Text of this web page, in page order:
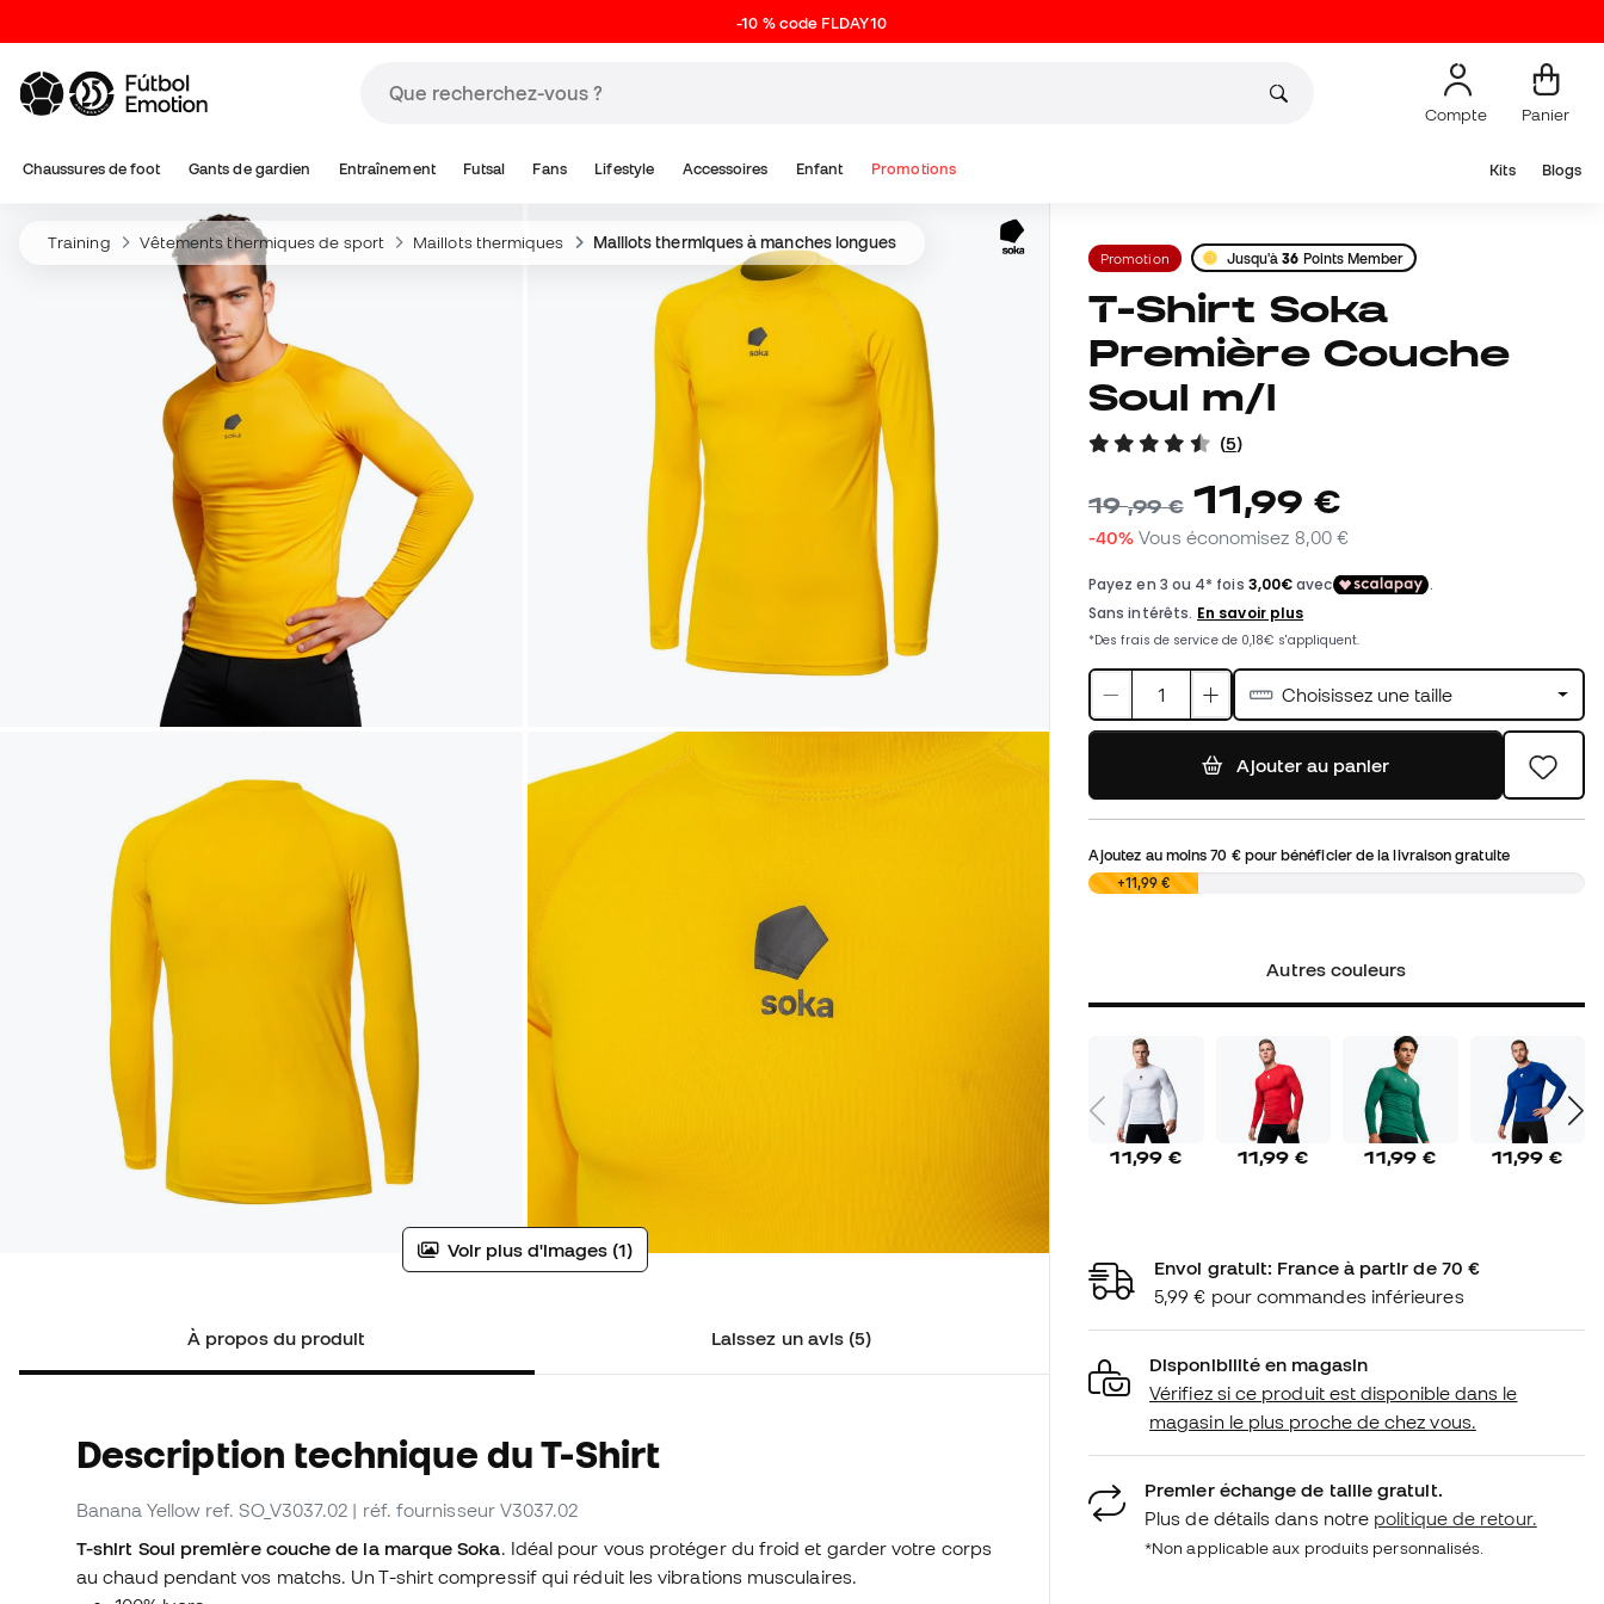
-10 % code FLDAY10
Compte Panier
Chaussures de foot Gants de gardien Entraînement Futsal Fans Lifestyle Accessoires Enfant Promotions Kits Blogs
Training Vêtements thermiques de sport Maillots thermiques Maillots thermiques à manches longues
Voir plus d'images (1)
À propos du produit Laissez un avis (5)
Description technique du T-Shirt
Banana Yellow ref. SO_V3037.02 | réf. fournisseur V3037.02
T-shirt Soul première couche de la marque Soka. Idéal pour vous protéger du froid et garder votre corps
au chaud pendant vos matchs. Un T-shirt compressif qui réduit les vibrations musculaires.
Promotion Jusqu'à36 Points Member
T-Shirt Soka
Première Couche
Soul m/l
(5)
19,99 € 11,99 €
-40% Vous économisez 8,00 €
Choisissez une taille
Ajouter au panier
Ajoutez au moins70 €pour bénéficier de la livraison gratuite
0,00 €+11,99 €
Autres couleurs
11,99 € 11,99 € 11,99 € 11,99 €
Envoi gratuit: France à partir de 70 €
5,99 € pour commandes inférieures
Disponibilité en magasin
Vérifiez si ce produit est disponible dans le
magasin le plus proche de chez vous.
Premier échange de taille gratuit.
Plus de détails dans notre politique de retour.
*Non applicable aux produits personnalisés.